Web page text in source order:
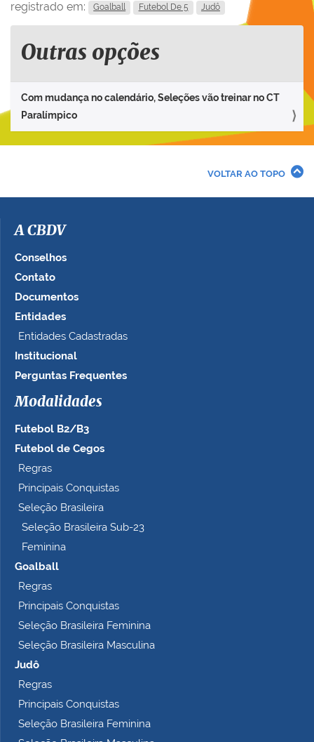
registrado em: Goalball Futebol De 5 Judô
Outras opções
Com mudança no calendário, Seleções vão treinar no CT
Paralímpico
VOLTAR AO TOPO
A CBDV
Conselhos
Contato
Documentos
Entidades
Entidades Cadastradas
Institucional
Perguntas Frequentes
Modalidades
Futebol B2/B3
Futebol de Cegos
Regras
Principais Conquistas
Seleção Brasileira
Seleção Brasileira Sub-23
Feminina
Goalball
Regras
Principais Conquistas
Seleção Brasileira Feminina
Seleção Brasileira Masculina
Judô
Regras
Principais Conquistas
Seleção Brasileira Feminina